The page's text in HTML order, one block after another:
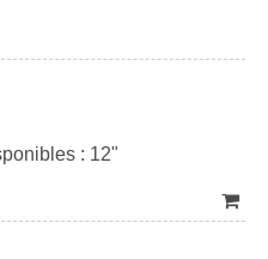
: 12"